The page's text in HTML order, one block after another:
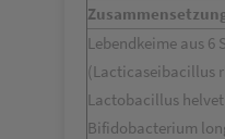
Lebendkeime aus 6
(Lacticaseibacillus
Lactobacillus
Bifidobacterium